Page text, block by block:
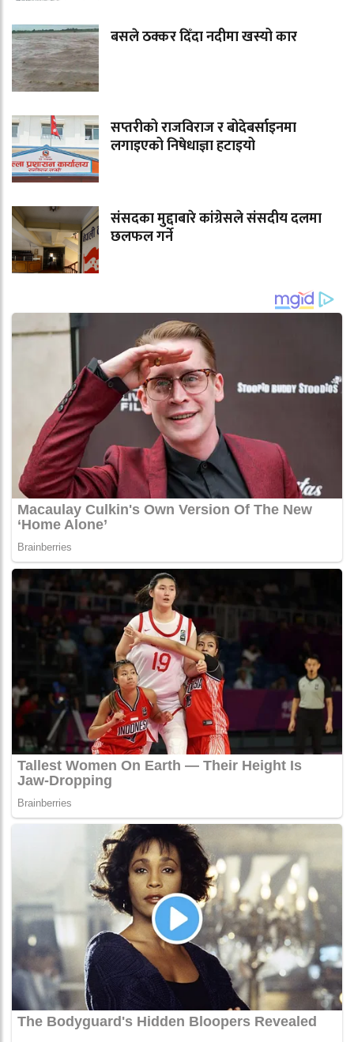
बसले ठक्कर दिँदा नदीमा खस्यो कार
सप्तरीको राजविराज र बोदेबर्साइनमा
लगाइएको निषेधाज्ञा हटाइयो
संसदका मुद्दाबारे कांग्रेसले संसदीय दलमा
छलफल गर्ने